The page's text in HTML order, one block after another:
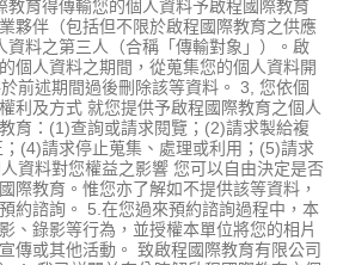
教育得傳輸您的個人資料予啟程國際教育
夥伴（包括但不限於啟程國際教育之供應
資料之第三人（合稱「傳輸對象」）。啟
個人資料之期間，從蒐集您的個人資料開
前述期間過後刪除該等資料。 3, 您依個
利及方式 就您提供予啟程國際教育之個人
育：(1)查詢或請求閱覽；(2)請求製給複
(4)請求停止蒐集、處理或利用；(5)請求
資料對您權益之影響 您可以自由決定是否
際教育。惟您亦了解如不提供該等資料，
約諮詢。 5.在您過來預約諮詢過程中，本
、錄影等行為，並授權本單位將您的相片
傳或其他活動。 致啟程國際教育有限公司